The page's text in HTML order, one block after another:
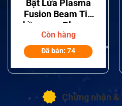
Bật Lửa Plasma
Fusion Beam Tia
hồ quang Plasma
kép
Còn hàng
Đã bán: 74
Chứng nhận